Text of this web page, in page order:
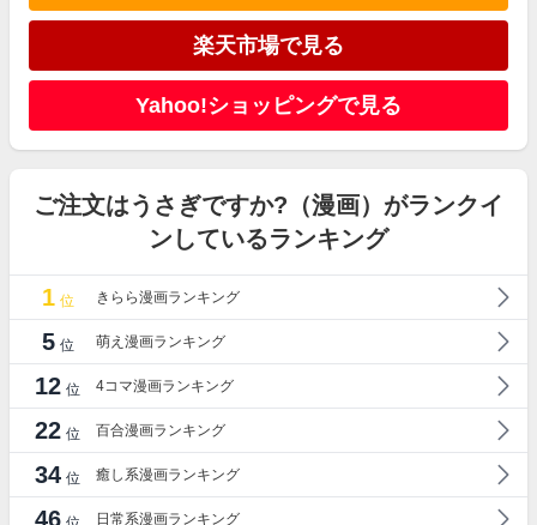
楽天市場で見る
Yahoo!ショッピングで見る
ご注文はうさぎですか?（漫画）がランクイ
ンしているランキング
1 位 きらら漫画ランキング
5 位 萌え漫画ランキング
12 位 4コマ漫画ランキング
22 位 百合漫画ランキング
34 位 癒し系漫画ランキング
46
日常系漫画ランキング